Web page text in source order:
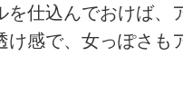
を仕込んでおけば、
け感で、女っぽさも